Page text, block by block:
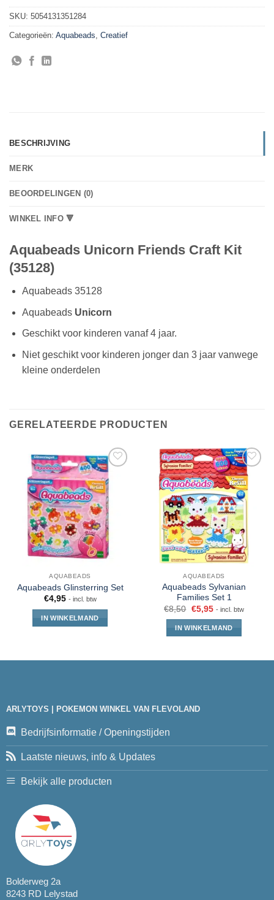
SKU: 5054131351284
Categorieën: Aquabeads, Creatief
BESCHRIJVING
MERK
BEOORDELINGEN (0)
WINKEL INFO 🔻
Aquabeads Unicorn Friends Craft Kit
(35128)
Aquabeads 35128
AquabeadsUnicorn
Geschikt voor kinderen vanaf 4 jaar.
Niet geschikt voor kinderen jonger dan 3 jaar vanwege
kleine onderdelen
GERELATEERDE PRODUCTEN
AQUABEADS
Aquabeads Glinsterring Set
€4,95 - incl. btw
IN WINKELMAND
AQUABEADS
Aquabeads Sylvanian
Families Set 1
€8,50 €5,95 - incl. btw
IN WINKELMAND
ARLYTOYS | POKEMON WINKEL VAN FLEVOLAND
Bedrijfsinformatie / Openingstijden
Laatste nieuws, info & Updates
Bekijk alle producten
Bolderweg 2a
8243 RD Lelystad